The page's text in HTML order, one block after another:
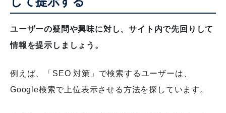
ユーザーの疑問や興味に対し、サイト内で先回りして
情報を提示しましょう。
例えば、「SEO 対策」で検索するユーザーは、
Google検索で上位表示させる方法を探しています。